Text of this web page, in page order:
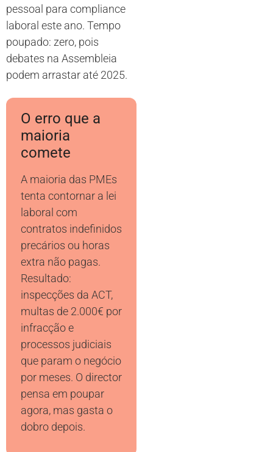
pessoal para compliance
laboral este ano. Tempo
poupado: zero, pois
debates na Assembleia
podem arrastar até 2025.
O erro que a
maioria
comete
A maioria das PMEs
tenta contornar a lei
laboral com
contratos indefinidos
precários ou horas
extra não pagas.
Resultado:
inspecções da ACT,
multas de 2.000€ por
infracção e
processos judiciais
que param o negócio
por meses. O director
pensa em poupar
agora, mas gasta o
dobro depois.